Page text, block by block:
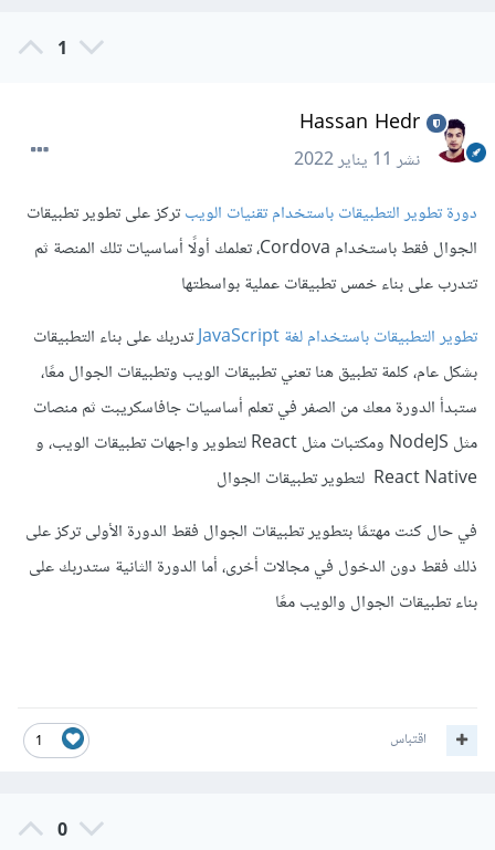
1
Hassan Hedr
نشر11 يناير 2022
دورة تطوير التطبيقات باستخدام تقنيات الويبتركز على تطوير تطبيقات
الجوال فقط باستخدام Cordova، تعلمك أولًا أساسيات تلك المنصة ثم
تتدرب على بناء خمس تطبيقات عملية بواسطتها
تطوير التطبيقات باستخدام لغة JavaScript
تدربك على بناء التطبيقات
بشكل عام، كلمة تطبيق هنا تعني تطبيقات الويب وتطبيقات الجوال معًا،
ستبدأ الدورة معك من الصفر في تعلم أساسيات جافاسكريبت ثم منصات
مثل NodeJS ومكتبات مثل React لتطوير واجهات تطبيقات الويب، و
React Native لتطوير تطبيقات الجوال
في حال كنت مهتمًا بتطوير تطبيقات الجوال فقط الدورة الأولى تركز على
ذلك فقط دون الدخول في مجالات أخرى، أما الدورة الثانية ستدربك على
بناء تطبيقات الجوال والويب معًا
1 اقتباس
0